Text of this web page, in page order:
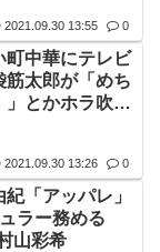
2021.09.30 13:55 0
町中華にテレビ
筋太郎が「めち
」とかホラ吹い
2021.09.30 13:26 0
紀「アッパレ」
ラー務める
山彩希